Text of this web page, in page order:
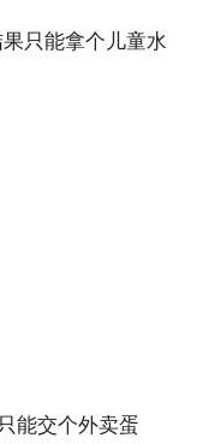
只能拿个儿童水
能交个外卖蛋